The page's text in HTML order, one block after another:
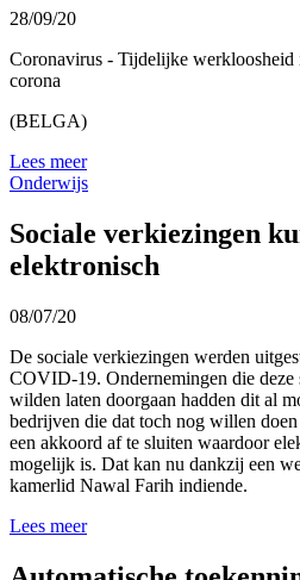
28/09/20
Coronavirus - Tijdelijke werkloosheid
corona
(BELGA)
Lees meer
Onderwijs
Sociale verkiezingen
elektronisch
08/07/20
De sociale verkiezingen werden
COVID-19. Ondernemingen die deze
wilden laten doorgaan hadden dit al
bedrijven die dat toch nog willen
een akkoord af te sluiten waardoor
mogelijk is. Dat kan nu dankzij een
kamerlid Nawal Farih indiende.
Lees meer